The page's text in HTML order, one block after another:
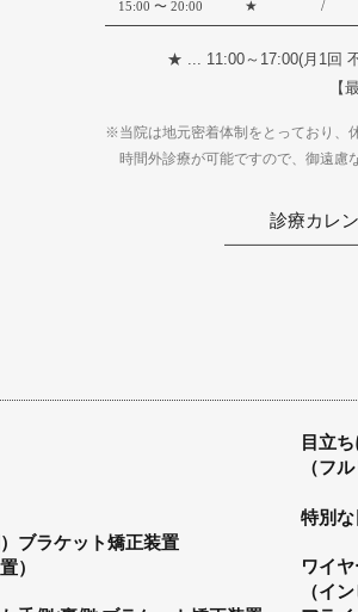
15:00 〜 20:00 ★ /
★ ... 11:00～17:00(月1回
【
※当院は地元密着体制をとっており、
時間外診療が可能ですので、御遠慮
診療カレ
ブラケット矯正装置
）
目立
（フ
特別な
ワイ
（イ